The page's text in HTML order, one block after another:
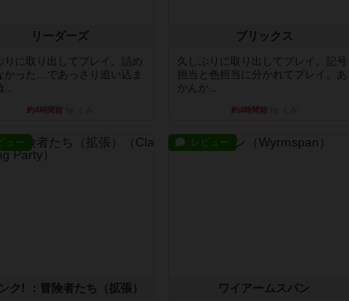
リーダーズ
りに取り出してプレイ。詰め
かった…であっさり追い込ま
...
約4時間前
ブリックス
久しぶりに取り出してプレイ。記号
担当と色担当に分かれてプレイ。あ
かんか...
約4時間前
ュー
ク! ：冒険者たち（拡張）
レビュー
ワイアームスパン